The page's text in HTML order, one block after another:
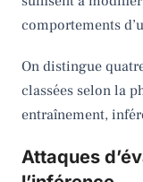
comportements
On distingue
classées selon la
entraînement,
Attaques